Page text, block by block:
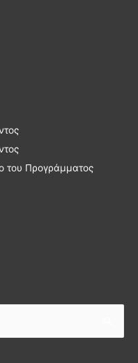
του Προγράμματος